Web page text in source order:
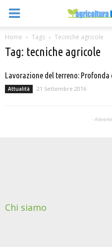
Home Tags Tecniche agricole
Tag: tecniche agricole
Lavorazione del terreno: Profonda
Attualità 21 Settembre 2016
-
Chi siamo